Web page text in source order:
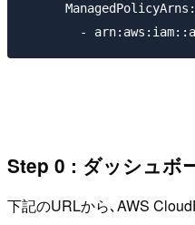
      ManagedPolicyArns:
Step 0 : ダッシュボ
下記のURLから､AWS